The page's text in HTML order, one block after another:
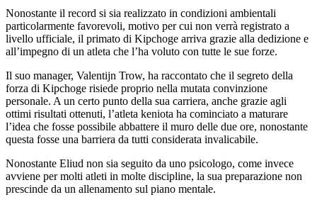
Nonostante il record si sia realizzato in condizioni ambientali
particolarmente favorevoli, motivo per cui non verrà registrato a
livello ufficiale, il primato di Kipchoge arriva grazie alla dedizione e
all’impegno di un atleta che l’ha voluto con tutte le sue forze.
Il suo manager, Valentijn Trow, ha raccontato che il segreto della
forza di Kipchoge risiede proprio nella mutata convinzione
personale. A un certo punto della sua carriera, anche grazie agli
ottimi risultati ottenuti, l’atleta keniota ha cominciato a maturare
l’idea che fosse possibile abbattere il muro delle due ore, nonostante
questa fosse una barriera da tutti considerata invalicabile.
Nonostante Eliud non sia seguito da uno psicologo, come invece
avviene per molti atleti in molte discipline, la sua preparazione non
prescinde da un allenamento sul piano mentale.